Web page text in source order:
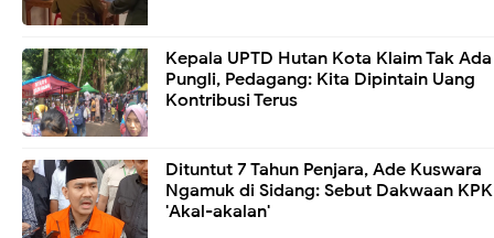
Kepala UPTD Hutan Kota Klaim Tak Ada
Pungli, Pedagang: Kita Dipintain Uang
Kontribusi Terus
Dituntut 7 Tahun Penjara, Ade Kuswara
Ngamuk di Sidang: Sebut Dakwaan KPK
'Akal-akalan'